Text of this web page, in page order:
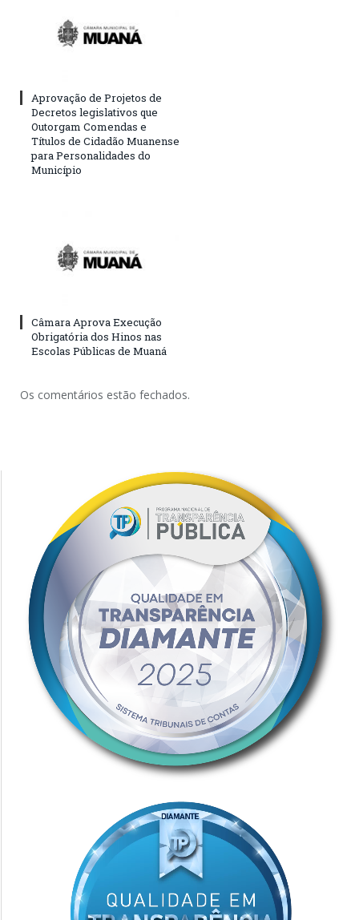
Aprovação de Projetos de
Decretos legislativos que
Outorgam Comendas e
Títulos de Cidadão Muanense
para Personalidades do
Município
Câmara Aprova Execução
Obrigatória dos Hinos nas
Escolas Públicas de Muaná
Os comentários estão fechados.